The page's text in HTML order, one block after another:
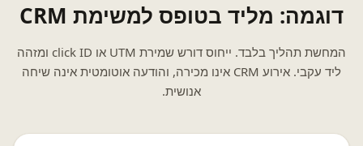
דוגמה: מליד בטופס למשימת CRM
המחשת תהליך בלבד. ייחוס דורש שמירת UTM או click ID ומזהה
ליד עקבי. אירוע CRM אינו מכירה, והודעה אוטומטית אינה שיחה
אנושית.